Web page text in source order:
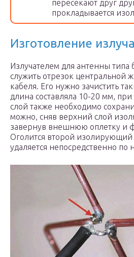
пересекают друг
прокладывается
Изготовление
Излучателем для антенны типа
служить отрезок центральной
кабеля. Его нужно зачистить
длина составляла 10-20 мм,
слой также необходимо
можно, сняв верхний слой
завернув внешнюю оплетку и
Оголится второй
удаляется непосредственно